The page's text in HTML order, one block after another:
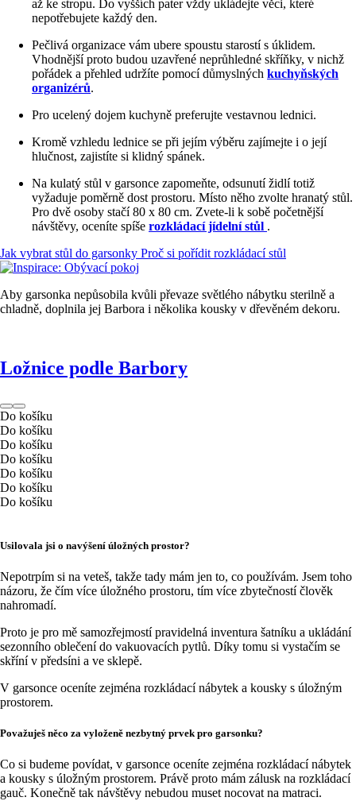
až ke stropu. Do vyšších pater vždy ukládejte věci, které
nepotřebujete každý den.
Pečlivá organizace vám ubere spoustu starostí s úklidem.
Vhodnější proto budou uzavřené neprůhledné skříňky, v nichž
pořádek a přehled udržíte pomocí důmyslných kuchyňských
organizérů.
Pro ucelený dojem kuchyně preferujte vestavnou lednici.
Kromě vzhledu lednice se při jejím výběru zajímejte i o její
hlučnost, zajistíte si klidný spánek.
Na kulatý stůl v garsonce zapomeňte, odsunutí židlí totiž
vyžaduje poměrně dost prostoru. Místo něho zvolte hranatý stůl.
Pro dvě osoby stačí 80 x 80 cm. Zvete-li k sobě početnější
návštěvy, oceníte spíše rozkládací jídelní stůl .
Jak vybrat stůl do garsonky Proč si pořídit rozkládací stůl
Aby garsonka nepůsobila kvůli převaze světlého nábytku sterilně a
chladně, doplnila jej Barbora i několika kousky v dřevěném dekoru.
Ložnice podle Barbory
Do košíku
Do košíku
Do košíku
Do košíku
Do košíku
Do košíku
Do košíku
Usilovala jsi o navýšení úložných prostor?
Nepotrpím si na veteš, takže tady mám jen to, co používám. Jsem toho
názoru, že čím více úložného prostoru, tím více zbytečností člověk
nahromadí.
Proto je pro mě samozřejmostí pravidelná inventura šatníku a ukládání
sezonního oblečení do vakuovacích pytlů. Díky tomu si vystačím se
skříní v předsíni a ve sklepě.
V garsonce oceníte zejména rozkládací nábytek a kousky s úložným
prostorem.
Považuješ něco za vyloženě nezbytný prvek pro garsonku?
Co si budeme povídat, v garsonce oceníte zejména rozkládací nábytek
a kousky s úložným prostorem. Právě proto mám zálusk na rozkládací
gauč. Konečně tak návštěvy nebudou muset nocovat na matraci.